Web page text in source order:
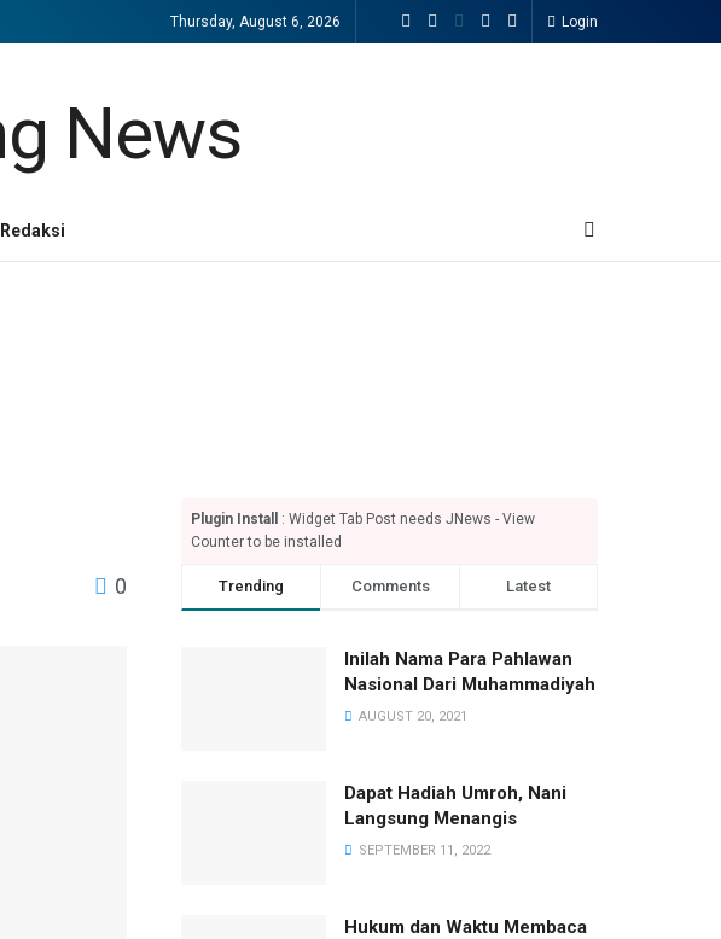
Thursday, August 6, 2026 Login
Redaksi
0
Plugin Install
: Widget Tab Post needs JNews - View
Counter to be installed
Trending Comments Latest
Inilah Nama Para Pahlawan
Nasional Dari Muhammadiyah
AUGUST 20, 2021
Dapat Hadiah Umroh, Nani
Langsung Menangis
SEPTEMBER 11, 2022
Hukum dan Waktu Membaca